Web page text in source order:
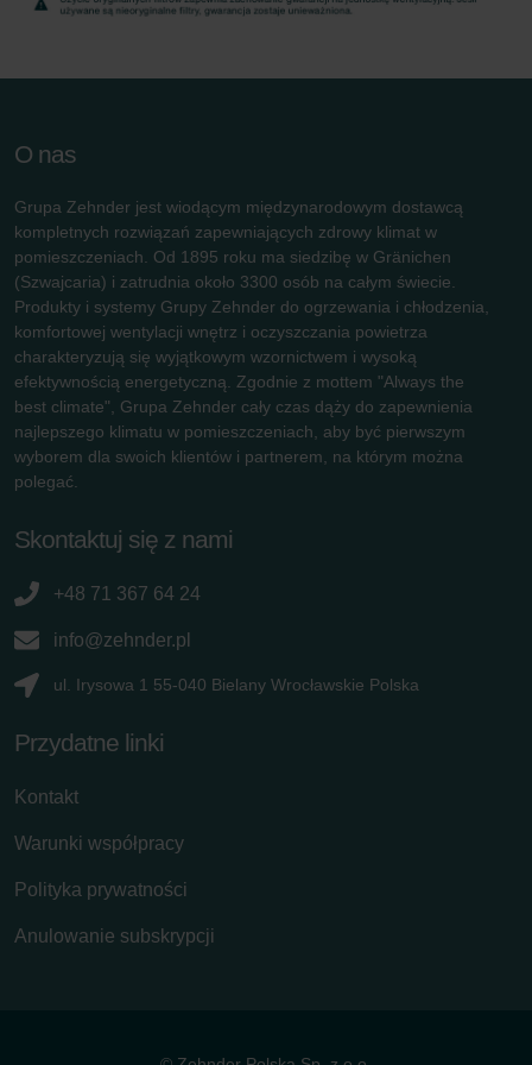
Zehnder Group Schweiz AG: Datenschutz
O nas
Grupa Zehnder jest wiodącym międzynarodowym dostawcą
kompletnych rozwiązań zapewniających zdrowy klimat w
pomieszczeniach. Od 1895 roku ma siedzibę w Gränichen
(Szwajcaria) i zatrudnia około 3300 osób na całym świecie.
Produkty i systemy Grupy Zehnder do ogrzewania i chłodzenia,
komfortowej wentylacji wnętrz i oczyszczania powietrza
charakteryzują się wyjątkowym wzornictwem i wysoką
efektywnością energetyczną. Zgodnie z mottem "Always the
best climate", Grupa Zehnder cały czas dąży do zapewnienia
najlepszego klimatu w pomieszczeniach, aby być pierwszym
wyborem dla swoich klientów i partnerem, na którym można
polegać.
Skontaktuj się z nami
+48 71 367 64 24
info@zehnder.pl
ul. Irysowa 1 55-040 Bielany Wrocławskie Polska
Przydatne linki
Kontakt
Warunki współpracy
Polityka prywatności
Anulowanie subskrypcji